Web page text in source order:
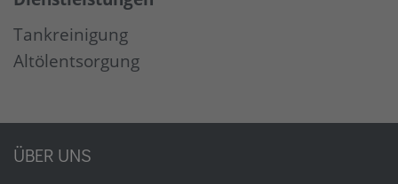
Tankreinigung
Altölentsorgung
ÜBER UNS